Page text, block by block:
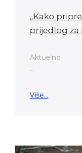
„Kako
prijedlog za
Aktuelno
...
Više...